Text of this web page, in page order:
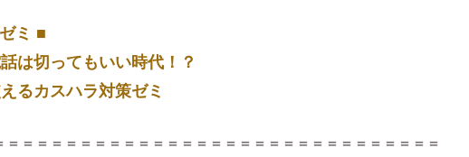
ミ ■
は切ってもいい時代！？
るカスハラ対策ゼミ
＝＝＝＝＝＝＝＝＝＝＝＝＝＝＝＝＝＝＝＝＝＝＝＝＝＝＝＝＝＝